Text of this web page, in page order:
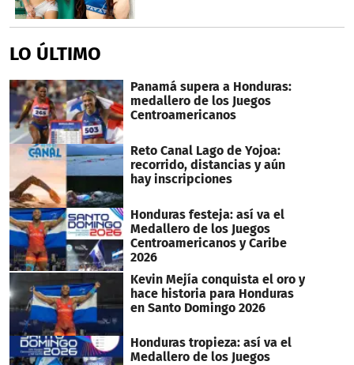
LO ÚLTIMO
Panamá supera a Honduras:
medallero de los Juegos
Centroamericanos
Reto Canal Lago de Yojoa:
recorrido, distancias y aún
hay inscripciones
Honduras festeja: así va el
Medallero de los Juegos
Centroamericanos y Caribe
2026
Kevin Mejía conquista el oro y
hace historia para Honduras
en Santo Domingo 2026
Honduras tropieza: así va el
Medallero de los Juegos